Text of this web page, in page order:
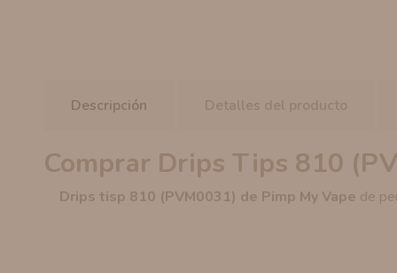
Descripción Detalles del producto
Comprar Drips Tips 810
Drips tisp 810 (PVM0031) de Pimp My Vape de